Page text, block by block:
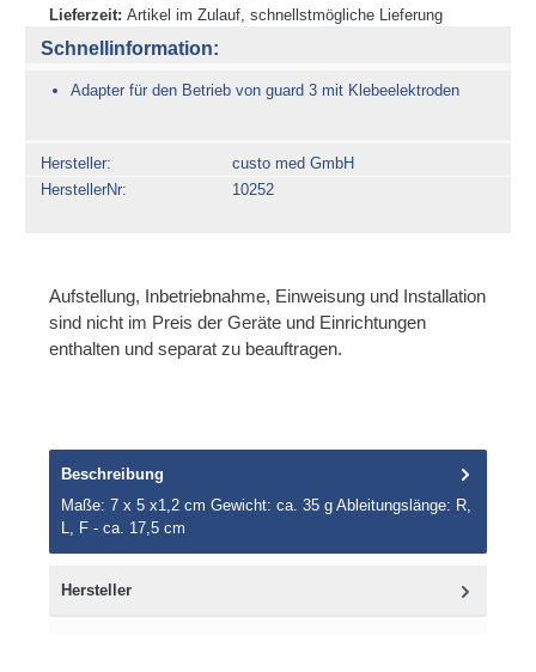
Lieferzeit: Artikel im Zulauf, schnellstmögliche Lieferung
Schnellinformation:
Adapter für den Betrieb von guard 3 mit Klebeelektroden
Hersteller
custo med GmbH
HerstellerNr
10252
Aufstellung, Inbetriebnahme, Einweisung und Installation
sind nicht im Preis der Geräte und Einrichtungen
enthalten und separat zu beauftragen.
Beschreibung
Maße: 7 x 5 x1,2 cm Gewicht: ca. 35 g Ableitungslänge: R,
L, F - ca. 17,5 cm
Hersteller